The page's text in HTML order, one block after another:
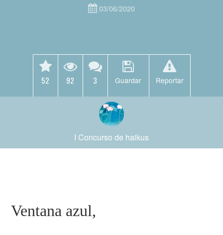
03/06/2020
52 92 3 Guardar Reportar
I Concurso de haikus
Ventana azul,